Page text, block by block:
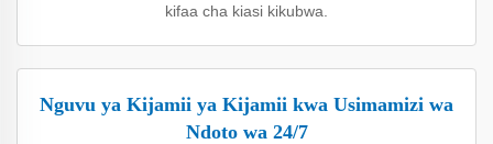
kifaa cha kiasi kikubwa.
Nguvu ya Kijamii ya Kijamii kwa Usimamizi wa
Ndoto wa 24/7